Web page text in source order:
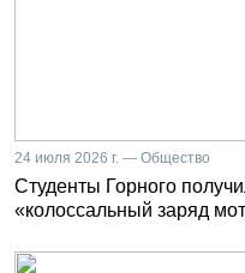
24 июля 2026 г. — Общество
Студенты Горного
«колоссальный заряд